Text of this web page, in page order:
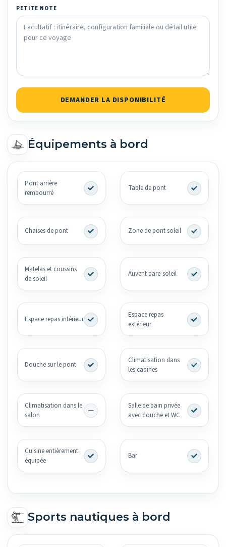
PETITE NOTE
DEMANDER LA DISPONIBILITÉ
Équipements à bord
Pont arrière
rembourré
Table de pont
Chaises de pont Zone de pont soleil
Matelas et coussins
de soleil
Auvent pare-soleil
Espace repas intérieur
Espace repas
extérieur
Douche sur le pont
Climatisation dans
les cabines
Climatisation dans le
salon
Salle de bain privée
avec douche et WC
Cuisine entièrement
équipée
Bar
Sports nautiques à bord